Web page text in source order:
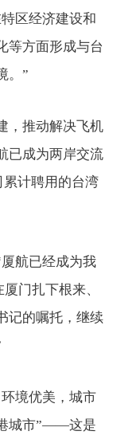
区经济建设和
等方面形成与台
。”
推动解决飞机
已成为两岸交流
累计聘用的台湾
航已经成为我
门扎下根来、
记的嘱托，继续
境优美，城市
城市”——这是